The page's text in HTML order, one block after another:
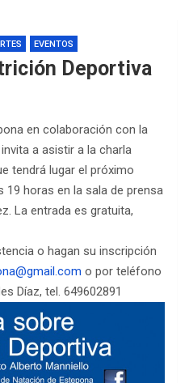
EVENTOS
Deportiva
en colaboración con la
a asistir a la charla
tendrá lugar el próximo
19 horas en la sala de prensa
La entrada es gratuita,
o hagan su inscripción
o por teléfono
Díaz, tel. 649602891